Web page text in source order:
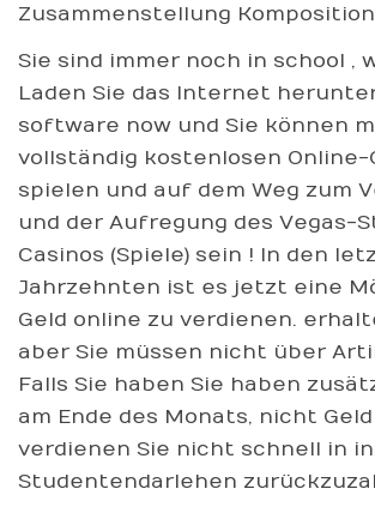
Zusammenstellung
Sie sind immer noch in school ,
Laden Sie das Internet
software now und Sie können
vollständig kostenlosen Online-
spielen und auf dem Weg zum
und der Aufregung des
Casinos (Spiele) sein ! In den
Jahrzehnten ist es jetzt eine
Geld online zu verdienen.
aber Sie müssen nicht über
Falls Sie haben Sie haben
am Ende des Monats, nicht Geld
verdienen Sie nicht schnell in
Studentendarlehen